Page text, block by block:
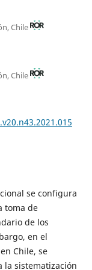
Chile
Chile
se configura
toma de
de los
en el
Chile, se
la sistematización